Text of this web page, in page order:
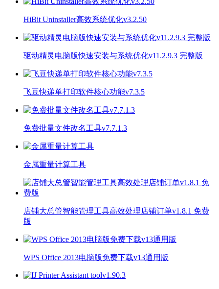
HiBit Uninstaller高效系统优化v3.2.50
驱动精灵电脑版快速安装与系统优化v11.2.9.3 完整版
飞豆快递单打印软件核心功能v7.3.5
免费批量文件改名工具v7.7.1.3
金属重量计算工具
店铺大总管智能管理工具高效处理店铺订单v1.8.1 免费
版
WPS Office 2013电脑版免费下载v13通用版